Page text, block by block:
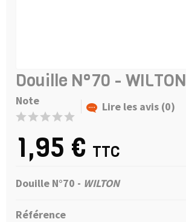
Douille N°70 - WILTON
Note Lire les avis (0)
1,95 € TTC
Douille N°70 - WILTON
Référence